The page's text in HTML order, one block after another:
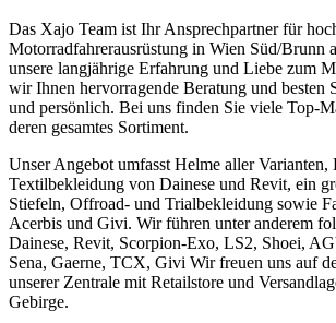
Das Xajo Team ist Ihr Ansprechpartner für
Motorradfahrerausrüstung in Wien Süd/Brunn
unsere langjährige Erfahrung und Liebe zum
wir Ihnen hervorragende Beratung und besten
und persönlich. Bei uns finden Sie viele Top-
deren gesamtes Sortiment.
Unser Angebot umfasst Helme aller Varianten,
Textilbekleidung von Dainese und Revit, ein
Stiefeln, Offroad- und Trialbekleidung sowie
Acerbis und Givi. Wir führen unter anderem
Dainese, Revit, Scorpion-Exo, LS2, Shoei,
Sena, Gaerne, TCX, Givi Wir freuen uns auf
unserer Zentrale mit Retailstore und
Gebirge.